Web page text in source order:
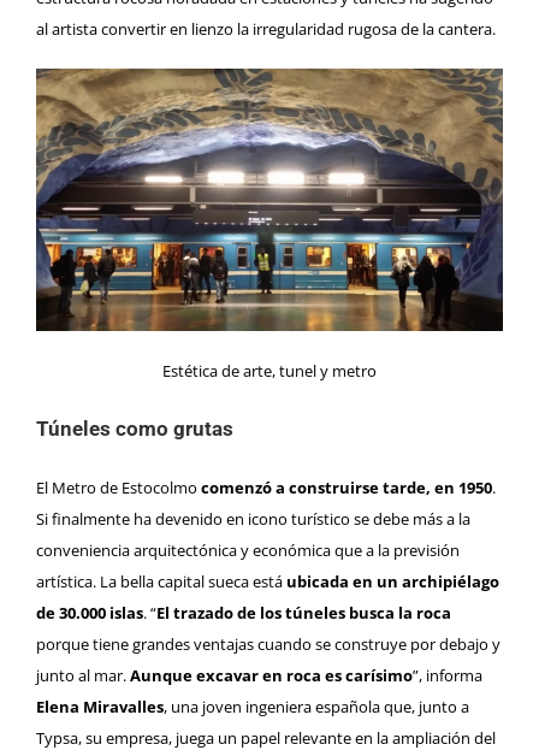
al artista convertir en lienzo la irregularidad rugosa de la cantera.
Estética de arte, tunel y metro
Túneles como grutas
El Metro de Estocolmo comenzó a construirse tarde, en 1950.
Si finalmente ha devenido en icono turístico se debe más a la
conveniencia arquitectónica y económica que a la previsión
artística. La bella capital sueca está ubicada en un archipiélago
de 30.000 islas. “El trazado de los túneles busca la roca
porque tiene grandes ventajas cuando se construye por debajo y
junto al mar.Aunque excavar en roca es carísimo”, informa
Elena Miravalles, una joven ingeniera española que, junto a
Typsa, su empresa, juega un papel relevante en la ampliación del